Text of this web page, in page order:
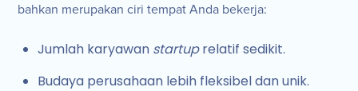
bahkan merupakan ciri tempat Anda bekerja:
Jumlah karyawan startuprelatif sedikit.
Budaya perusahaan lebih fleksibel dan unik.